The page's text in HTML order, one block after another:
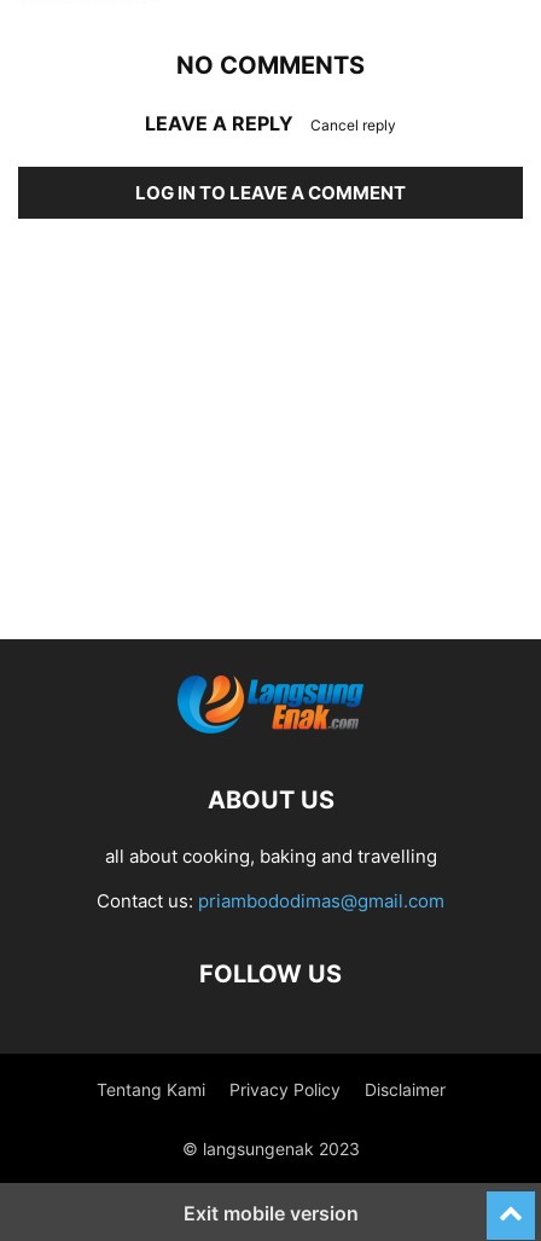
NO COMMENTS
LEAVE A REPLY Cancel reply
LOG IN TO LEAVE A COMMENT
ABOUT US
all about cooking, baking and travelling
Contact us: priambododimas@gmail.com
FOLLOW US
Tentang Kami Privacy Policy Disclaimer
© langsungenak 2023
Exit mobile version